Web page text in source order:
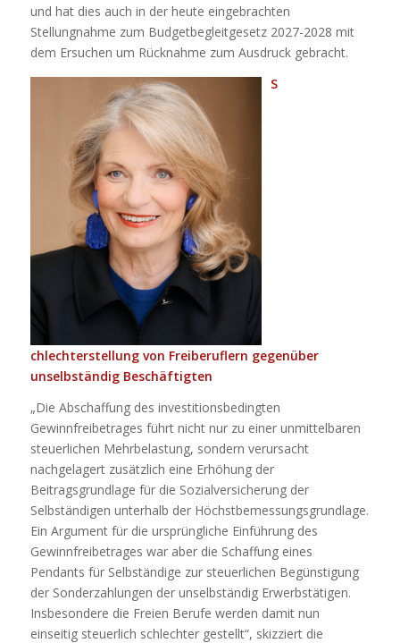
und hat dies auch in der heute eingebrachten
Stellungnahme zum Budgetbegleitgesetz 2027-2028 mit
dem Ersuchen um Rücknahme zum Ausdruck gebracht.
S
chlechterstellung von Freiberuflern gegenüber
unselbständig Beschäftigten
„Die Abschaffung des investitionsbedingten
Gewinnfreibetrages führt nicht nur zu einer unmittelbaren
steuerlichen Mehrbelastung, sondern verursacht
nachgelagert zusätzlich eine Erhöhung der
Beitragsgrundlage für die Sozialversicherung der
Selbständigen unterhalb der Höchstbemessungsgrundlage.
Ein Argument für die ursprüngliche Einführung des
Gewinnfreibetrages war aber die Schaffung eines
Pendants für Selbständige zur steuerlichen Begünstigung
der Sonderzahlungen der unselbständig Erwerbstätigen.
Insbesondere die Freien Berufe werden damit nun
einseitig steuerlich schlechter gestellt“, skizziert die